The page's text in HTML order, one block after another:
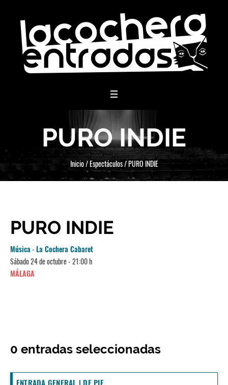
PURO INDIE
Inicio/Espectáculos/PURO INDIE
PURO INDIE
Música-La Cochera Cabaret
Sábado 24 de octubre - 21:00 h
MÁLAGA
0 entradas seleccionadas
ENTRADA GENERAL | DE PIE